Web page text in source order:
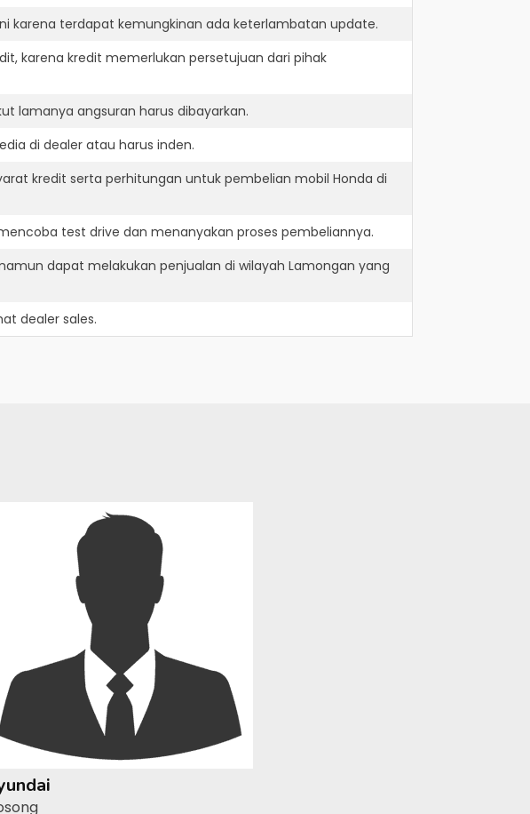
karena terdapat kemungkinan ada keterlambatan update.
karena kredit memerlukan persetujuan dari pihak
lamanya angsuran harus dibayarkan.
di dealer atau harus inden.
kredit serta perhitungan untuk pembelian mobil Honda di
test drive dan menanyakan proses pembeliannya.
dapat melakukan penjualan di wilayah Lamongan yang
dealer sales.